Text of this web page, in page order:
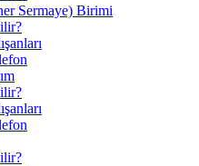
Sermaye) Birimi